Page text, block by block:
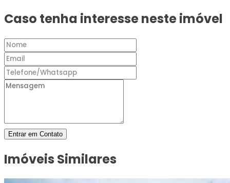
Caso tenha interesse neste imóvel
Entrar em Contato
Imóveis Similares